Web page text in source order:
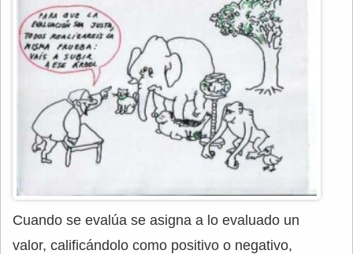
Cuando se evalúa se asigna a lo evaluado un
valor, calificándolo como positivo o negativo,